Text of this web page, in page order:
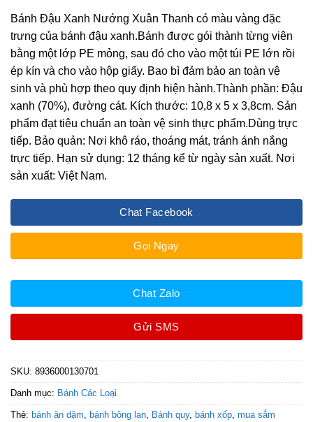
Bánh Đậu Xanh Nướng Xuân Thanh có màu vàng đặc
trưng của bánh đậu xanh.Bánh được gói thành từng viên
bằng một lớp PE mỏng, sau đó cho vào một túi PE lớn rồi
ép kín và cho vào hộp giấy. Bao bì đảm bảo an toàn vệ
sinh và phù hợp theo quy định hiện hành.Thành phần: Đậu
xanh (70%), đường cát. Kích thước: 10,8 x 5 x 3,8cm. Sản
phẩm đạt tiêu chuẩn an toàn vệ sinh thực phẩm.Dùng trực
tiếp. Bảo quản: Nơi khô ráo, thoáng mát, tránh ánh nắng
trực tiếp. Hạn sử dụng: 12 tháng kể từ ngày sản xuất. Nơi
sản xuất: Việt Nam.
Chat Facebook
Gọi Ngay
Chat Zalo
Gửi SMS
SKU: 8936000130701
Danh mục: Bánh Các Loại
Thẻ: bánh ăn dặm, bánh bông lan, Bánh quy, bánh xốp, mua sắm